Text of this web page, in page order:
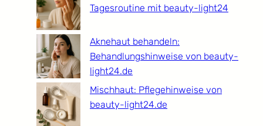
Tagesroutine mit beauty-light24
Aknehaut behandeln:
Behandlungshinweise von beauty-
light24.de
Mischhaut: Pflegehinweise von
beauty-light24.de